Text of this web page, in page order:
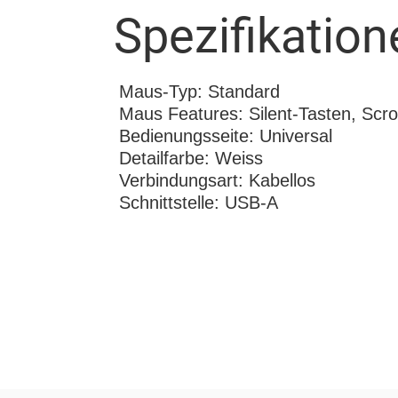
Maus-Typ: Standard
Maus Features: Silent-Tasten,
Bedienungsseite: Universal
Detailfarbe: Weiss
Verbindungsart: Kabellos
Schnittstelle: USB-A